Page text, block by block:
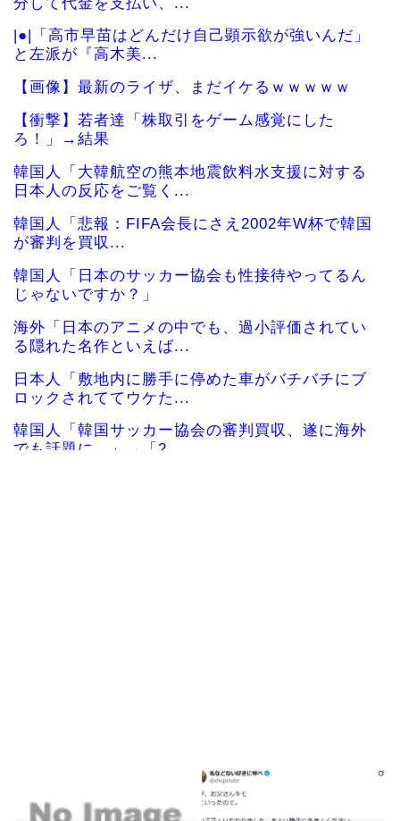
|●|「高市早苗はどんだけ自己顕示欲が強いんだ」
と左派が『高木美...
【画像】最新のライザ、まだイケるｗｗｗｗｗ
【衝撃】若者達「株取引をゲーム感覚にした
ろ！」→結果
韓国人「大韓航空の熊本地震飲料水支援に対する
日本人の反応をご覧く...
韓国人「悲報：FIFA会長にさえ2002年W杯で韓国
が審判を買収...
韓国人「日本のサッカー協会も性接待やってるん
じゃないですか？」
海外「日本のアニメの中でも、過小評価されてい
る隠れた名作といえば...
日本人「敷地内に勝手に停めた車がバチバチにブ
ロックされててウケた...
韓国人「韓国サッカー協会の審判買収、遂に海外
でも話題に…」→「2...
Powered by livedoor 相互RSS